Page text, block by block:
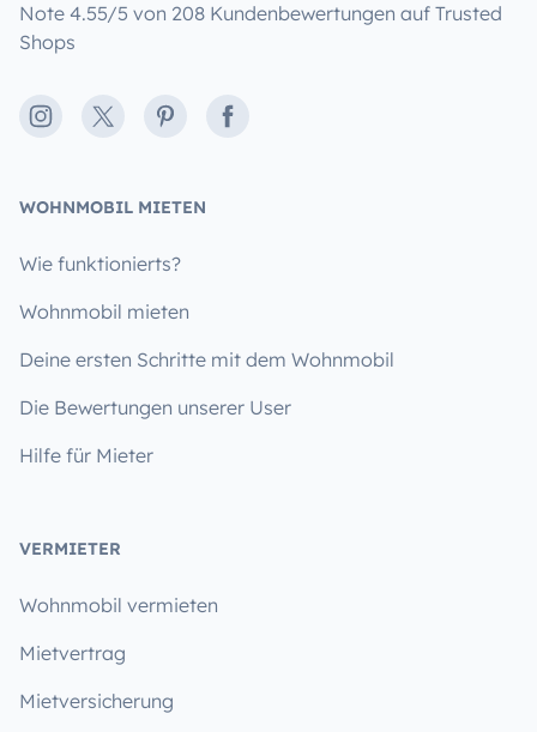
Note 4.55/5 von 208 Kundenbewertungen auf Trusted
Shops
Instagram
X PinterestFacebook
WOHNMOBIL MIETEN
Wie funktionierts?
Wohnmobil mieten
Deine ersten Schritte mit dem Wohnmobil
Die Bewertungen unserer User
Hilfe für Mieter
VERMIETER
Wohnmobil vermieten
Mietvertrag
Mietversicherung